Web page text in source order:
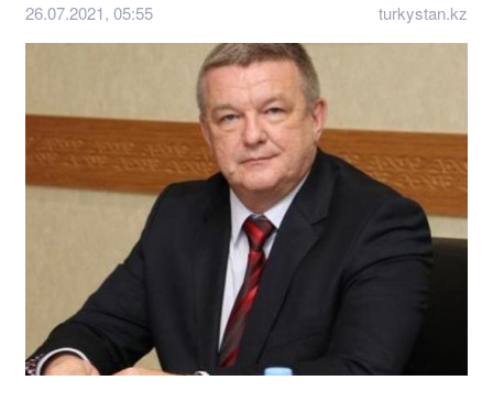
26.07.2021, 05:55 turkystan.kz